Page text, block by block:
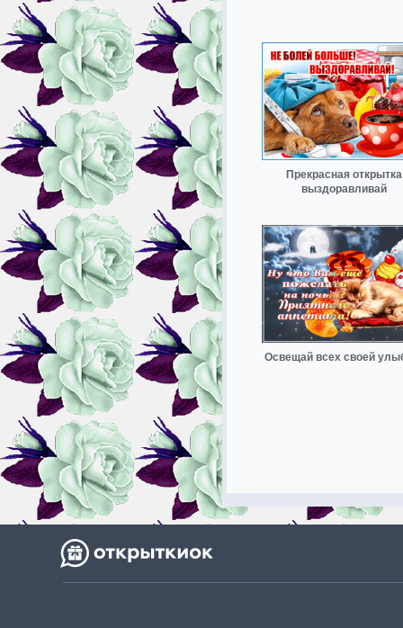
Прекрасная открытка
выздоравливай
Освещай всех своей